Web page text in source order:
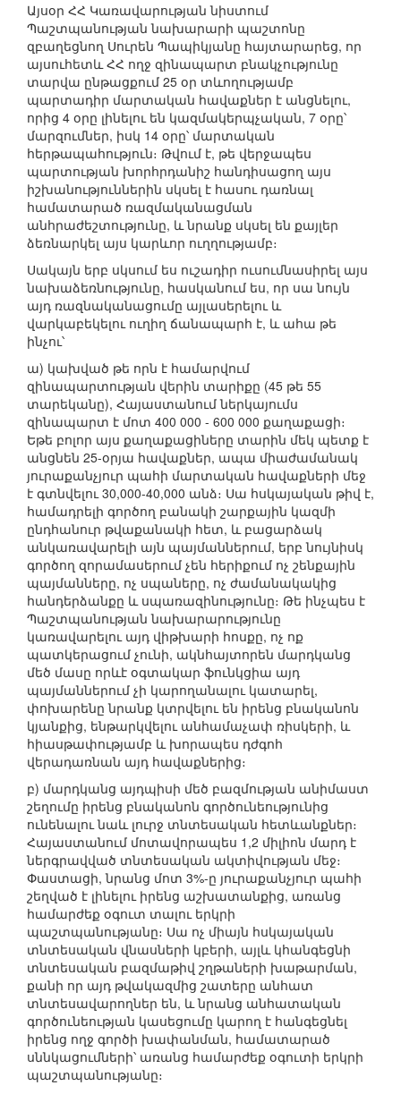
Այսօր ՀՀ Կառավարության նիստում
Պաշտպանության նախարարի պաշտոնը
զբաղեցնող Սուրեն Պապիկյանը հայտարարեց, որ
այսուհետև ՀՀ ողջ զինապարտ բնակչությունը
տարվա ընթացքում 25 օր տևողությամբ
պարտադիր մարտական հավաքներ է անցնելու,
որից 4 օրը լինելու են կազմակերպչական, 7 օրը՝
մարզումներ, իսկ 14 օրը՝ մարտական
հերթապահություն։ Թվում է, թե վերջապես
պարտության խորհրդանիշ հանդիսացող այս
իշխանություններին սկսել է հասու դառնալ
համատարած ռազմականացման
անհրաժեշտությունը, և նրանք սկսել են քայլեր
ձեռնարկել այս կարևոր ուղղությամբ։
Սակայն երբ սկսում ես ուշադիր ուսումնասիրել այս
նախաձեռնությունը, հասկանում ես, որ սա նույն
այդ ռազնականացումը այլասերելու և
վարկաբեկելու ուղիղ ճանապարհ է, և ահա թե
ինչու՝
ա) կախված թե որն է համարվում
զինապարտության վերին տարիքը (45 թե 55
տարեկանը), Հայաստանում ներկայումս
զինապարտ է մոտ 400 000 - 600 000 քաղաքացի։
Եթե բոլոր այս քաղաքացիները տարին մեկ պետք է
անցնեն 25-օրյա հավաքներ, ապա միաժամանակ
յուրաքանչյուր պահի մարտական հավաքների մեջ
է գտնվելու 30,000-40,000 անձ։ Սա հսկայական թիվ է,
համադրելի գործող բանակի շարքային կազմի
ընդհանուր թվաքանակի հետ, և բացարձակ
անկառավարելի այն պայմաններում, երբ նույնիսկ
գործող զորամասերում չեն հերիքում ոչ շենքային
պայմանները, ոչ սպաները, ոչ ժամանակակից
հանդերձանքը և սպառազինությունը։ Թե ինչպես է
Պաշտպանության նախարարությունը
կառավարելու այդ վիթխարի հոսքը, ոչ ոք
պատկերացում չունի, ակնհայտորեն մարդկանց
մեծ մասը որևէ օգտակար ֆունկցիա այդ
պայմաններում չի կարողանալու կատարել,
փոխարենը նրանք կտրվելու են իրենց բնականոն
կյանքից, ենթարկվելու անհամաչափ ռիսկերի, և
հիասթափությամբ և խորապես դժգոհ
վերադառնան այդ հավաքներից։
բ) մարդկանց այդպիսի մեծ բազմության անիմաստ
շեղումը իրենց բնականոն գործունեությունից
ունենալու նաև լուրջ տնտեսական հետևանքներ։
Հայաստանում մոտավորապես 1,2 միլիոն մարդ է
ներգրավված տնտեսական ակտիվության մեջ։
Փաստացի, նրանց մոտ 3%-ը յուրաքանչյուր պահի
շեղված է լինելու իրենց աշխատանքից, առանց
համարժեք օգուտ տալու երկրի
պաշտպանությանը։ Սա ոչ միայն հսկայական
տնտեսական վնասների կբերի, այլև կհանգեցնի
տնտեսական բազմաթիվ շղթաների խաթարման,
քանի որ այդ թվակազմից շատերը անհատ
տնտեսավարողներ են, և նրանց անհատական
գործունեության կասեցումը կարող է հանգեցնել
իրենց ողջ գործի խափանման, համատարած
սննկացումների՝ առանց համարժեք օգուտի երկրի
պաշտպանությանը։